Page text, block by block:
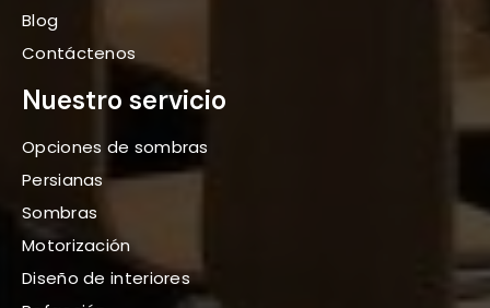
Blog
Contáctenos
Nuestro servicio
Opciones de sombras
Persianas
Sombras
Motorización
Diseño de interiores